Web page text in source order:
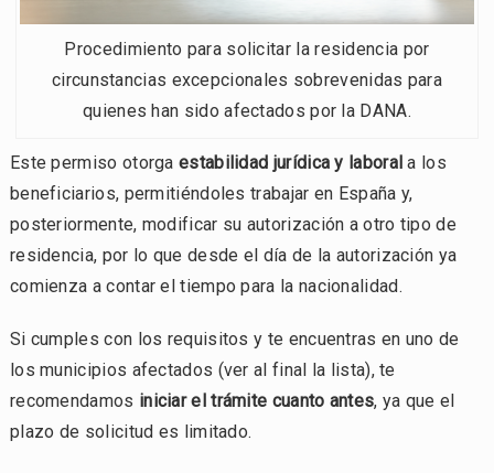
Procedimiento para solicitar la residencia por
circunstancias excepcionales sobrevenidas para
quienes han sido afectados por la DANA.
Este permiso otorgaestabilidad jurídica y laboral a los
beneficiarios, permitiéndoles trabajar en España y,
posteriormente, modificar su autorización a otro tipo de
residencia, por lo que desde el día de la autorización ya
comienza a contar el tiempo para la nacionalidad.
Si cumples con los requisitos y te encuentras en uno de
los municipios afectados (ver al final la lista), te
recomendamos iniciar el trámite cuanto antes, ya que el
plazo de solicitud es limitado.